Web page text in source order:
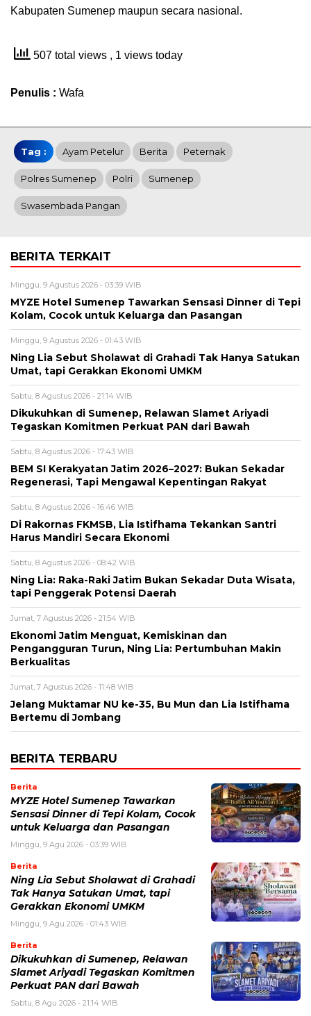
Kabupaten Sumenep maupun secara nasional.
507 total views , 1 views today
Penulis : Wafa
Tag : Ayam Petelur Berita Peternak
Polres Sumenep Polri Sumenep
Swasembada Pangan
BERITA TERKAIT
Minggu, 9 Agustus 2026 - 03:39 WIB
MYZE Hotel Sumenep Tawarkan Sensasi Dinner di Tepi
Kolam, Cocok untuk Keluarga dan Pasangan
Minggu, 9 Agustus 2026 - 01:43 WIB
Ning Lia Sebut Sholawat di Grahadi Tak Hanya Satukan
Umat, tapi Gerakkan Ekonomi UMKM
Sabtu, 8 Agustus 2026 - 21:14 WIB
Dikukuhkan di Sumenep, Relawan Slamet Ariyadi
Tegaskan Komitmen Perkuat PAN dari Bawah
Sabtu, 8 Agustus 2026 - 17:43 WIB
BEM SI Kerakyatan Jatim 2026–2027: Bukan Sekadar
Regenerasi, Tapi Mengawal Kepentingan Rakyat
Sabtu, 8 Agustus 2026 - 16:46 WIB
Di Rakornas FKMSB, Lia Istifhama Tekankan Santri
Harus Mandiri Secara Ekonomi
Sabtu, 8 Agustus 2026 - 08:42 WIB
Ning Lia: Raka-Raki Jatim Bukan Sekadar Duta Wisata,
tapi Penggerak Potensi Daerah
Jumat, 7 Agustus 2026 - 21:54 WIB
Ekonomi Jatim Menguat, Kemiskinan dan
Pengangguran Turun, Ning Lia: Pertumbuhan Makin
Berkualitas
Jumat, 7 Agustus 2026 - 11:48 WIB
Jelang Muktamar NU ke-35, Bu Mun dan Lia Istifhama
Bertemu di Jombang
BERITA TERBARU
Berita
MYZE Hotel Sumenep Tawarkan
Sensasi Dinner di Tepi Kolam, Cocok
untuk Keluarga dan Pasangan
Minggu, 9 Agu 2026 - 03:39 WIB
Berita
Ning Lia Sebut Sholawat di Grahadi
Tak Hanya Satukan Umat, tapi
Gerakkan Ekonomi UMKM
Minggu, 9 Agu 2026 - 01:43 WIB
Berita
Dikukuhkan di Sumenep, Relawan
Slamet Ariyadi Tegaskan Komitmen
Perkuat PAN dari Bawah
Sabtu, 8 Agu 2026 - 21:14 WIB